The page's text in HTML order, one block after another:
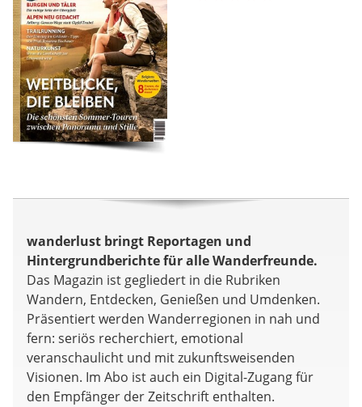
wanderlust bringt Reportagen und
Hintergrundberichte für alle Wanderfreunde.
Das Magazin ist gegliedert in die Rubriken
Wandern, Entdecken, Genießen und Umdenken.
Präsentiert werden Wanderregionen in nah und
fern: seriös recherchiert, emotional
veranschaulicht und mit zukunftsweisenden
Visionen. Im Abo ist auch ein Digital-Zugang für
den Empfänger der Zeitschrift enthalten.